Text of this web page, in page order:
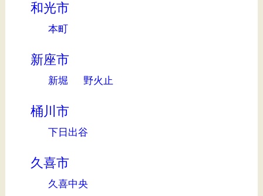
和光市
本町
新座市
新堀 野火止
桶川市
下日出谷
久喜市
久喜中央